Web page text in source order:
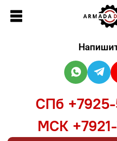
СПб
МСК